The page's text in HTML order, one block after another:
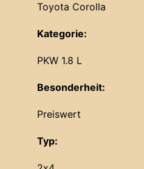
Toyota Corolla
Kategorie:
PKW 1.8 L
Besonderheit:
Preiswert
Typ: